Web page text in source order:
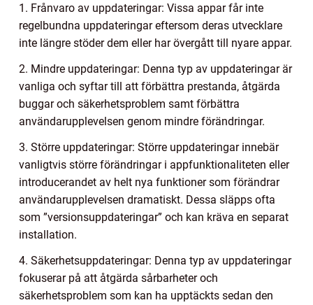
1. Frånvaro av uppdateringar: Vissa appar får inte
regelbundna uppdateringar eftersom deras utvecklare
inte längre stöder dem eller har övergått till nyare appar.
2. Mindre uppdateringar: Denna typ av uppdateringar är
vanliga och syftar till att förbättra prestanda, åtgärda
buggar och säkerhetsproblem samt förbättra
användarupplevelsen genom mindre förändringar.
3. Större uppdateringar: Större uppdateringar innebär
vanligtvis större förändringar i appfunktionaliteten eller
introducerandet av helt nya funktioner som förändrar
användarupplevelsen dramatiskt. Dessa släpps ofta
som ”versionsuppdateringar” och kan kräva en separat
installation.
4. Säkerhetsuppdateringar: Denna typ av uppdateringar
fokuserar på att åtgärda sårbarheter och
säkerhetsproblem som kan ha upptäckts sedan den